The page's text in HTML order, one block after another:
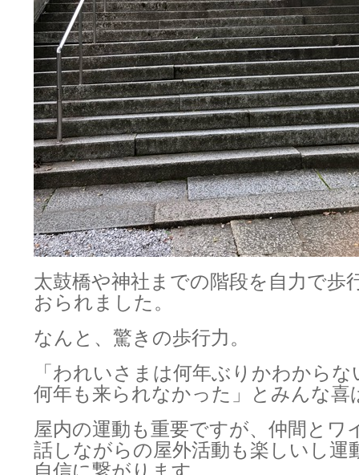
太鼓橋や神社までの階段を自力で歩
おられました。
なんと、驚きの歩行力。
「われいさまは何年ぶりかわから
何年も来られなかった」とみんな喜
屋内の運動も重要ですが、仲間とワ
話しながらの屋外活動も楽しいし運